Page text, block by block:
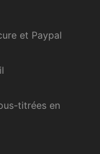
et Paypal
titrées en